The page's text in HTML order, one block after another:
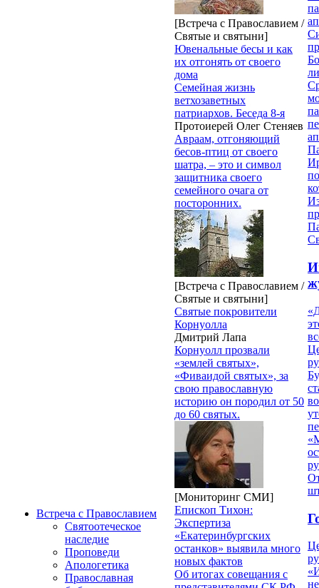
Встреча с Православием
Святоотеческое
наследие
Проповеди
Апологетика
Православная
[Встреча с Православием /
Святые и святыни]
Ювенальные бесы и как
их отгонять от своего
дома
Семейная жизнь
ветхозаветных
патриархов. Беседа 8-я
Протоиерей Олег Стеняев
Авраам, отгоняющий
бесов-птиц от своего
шатра, – это и символ
защитника своего
семейного очага от
посторонних.
[Встреча с Православием /
Святые и святыни]
Святые покровители
Корнуолла
Дмитрий Лапа
Корнуолл прозвали
«землей святых»,
«Фиваидой святых», за
свою православную
историю он породил от 50
до 60 святых.
[Мониторинг СМИ]
Епископ Тихон:
Экспертиза
«Екатеринбургских
останков» выявила много
новых фактов
Об итогах совещания с